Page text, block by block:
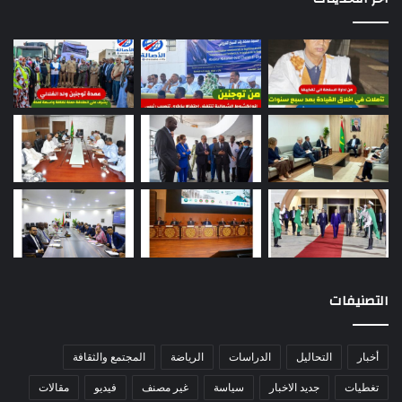
التصنيفات
أخبار التحاليل الدراسات الرياضة المجتمع والثقافة
تغطيات جديد الاخبار سياسة غير مصنف فيديو مقالات